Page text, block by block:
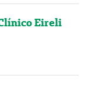
Eireli